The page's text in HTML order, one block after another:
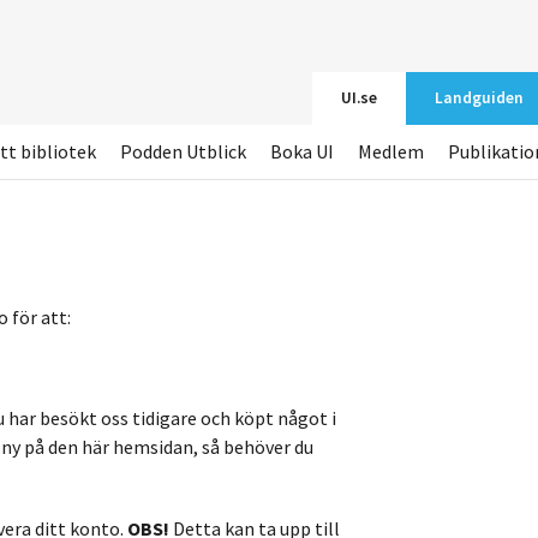
UI.se Landguiden
bibliotek Podden Utblick Boka UI Medlem
för att:
har besökt oss tidigare och köpt något i
den här hemsidan, så behöver du
ditt konto. OBS! Detta kan ta upp till